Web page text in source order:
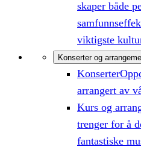
skaper både
viktigste
Konserter og
Konserter
arrangert av
Kurs og
trenger for å
fantastiske